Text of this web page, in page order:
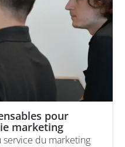
pour
marketing
service du marketing